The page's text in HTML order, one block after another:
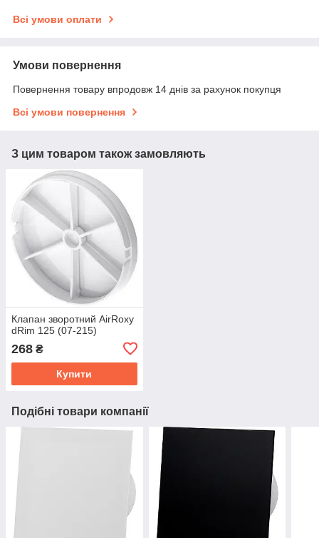
Всі умови оплати
Умови повернення
Повернення товару впродовж 14 днів за рахунок покупця
Всі умови повернення
З цим товаром також замовляють
Клапан зворотний AirRoxy
dRim 125 (07-215)
268 ₴
Купити
Подібні товари компанії